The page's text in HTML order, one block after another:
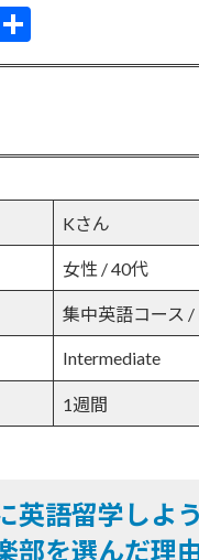
有
Kさん
女性 / 40代
集中英語コース /
Intermediate
1週間
英語留学しよ
部を選んだ理